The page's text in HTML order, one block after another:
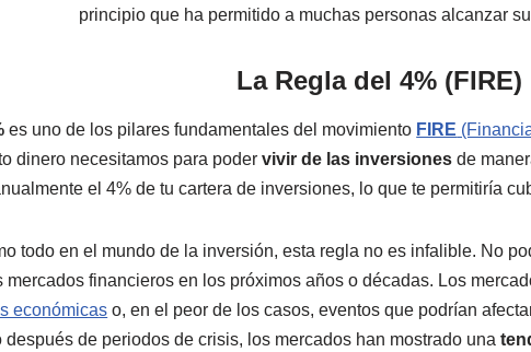
principio que ha permitido a muchas personas alcanzar
La Regla del 4% (FIRE)
es uno de los pilares fundamentales del movimiento FIRE
dinero necesitamos para podervivir de las inversiones de
el 4% de tu cartera de inversiones, lo que te permitiría
todo en el mundo de la inversión, esta regla no es infalible. No
mercados financieros en los próximos años o décadas. Los
económicas o, en el peor de los casos, eventos que podrían
después de periodos de crisis, los mercados han mostrado una